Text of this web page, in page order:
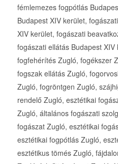
fémlemezes fogpótlás
Budapest XIV kerület,
XIV kerület, fogászati
fogászati ellátás Budapest
fogfehérítés Zugló, fogékszer
fogszak ellátás Zugló,
Zugló, fogröntgen Zugló,
rendelő Zugló, esztétikai
Zugló, általános fogászati
fogászat Zugló, esztétikai
esztétikai fogpótlás Zugló,
esztétikus tömés Zugló,